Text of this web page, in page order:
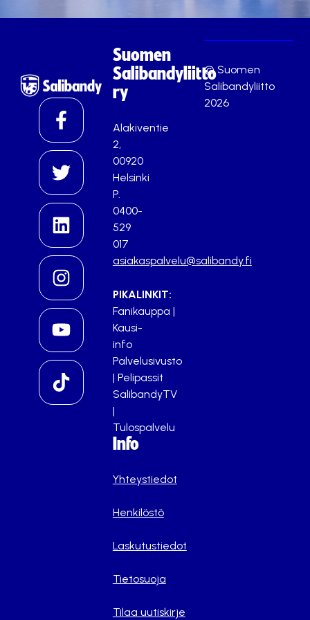
Suomen
Salibandyliitto
ry
Alakiventie
2,
00920
Helsinki
P.
0400-
529
017
asiakaspalvelu@salibandy.fi
PIKALINKIT:
Fanikauppa |
Kausi-
info
Palvelusivusto
| Pelipassit
SalibandyTV
|
Tulospalvelu
Info
Yhteystiedot
Henkilöstö
Laskutustiedot
Tietosuoja
Tilaa uutiskirje
© Suomen
Salibandyliitto
2026